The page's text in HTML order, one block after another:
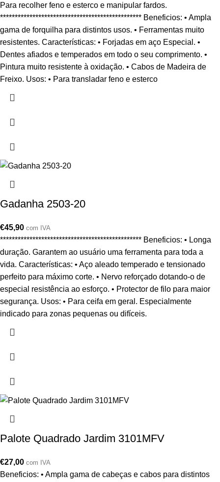
Para recolher feno e esterco e manipular fardos.
************************************************ Beneficios: • Ampla
gama de forquilha para distintos usos. • Ferramentas muito
resistentes. Características: • Forjadas em aço Especial. •
Dentes afiados e temperados em todo o seu comprimento. •
Pintura muito resistente à oxidação. • Cabos de Madeira de
Freixo. Usos: • Para transladar feno e esterco
Gadanha 2503-20
€45,90 com IVA
************************************************ Beneficios: • Longa
duração. Garantem ao usuário uma ferramenta para toda a
vida. Características: • Aço aleado temperado e tensionado
perfeito para máximo corte. • Nervo reforçado dotando-o de
especial resistência ao esforço. • Protector de filo para maior
segurança. Usos: • Para ceifa em geral. Especialmente
indicado para zonas pequenas ou difíceis.
Palote Quadrado Jardim 3101MFV
€27,00 com IVA
Beneficios: • Ampla gama de cabeças e cabos para distintos